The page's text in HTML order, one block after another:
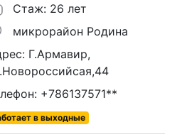
Стаж: 26 лет
микрорайон Родина
Г.Армавир,
+786137571**
в выходные